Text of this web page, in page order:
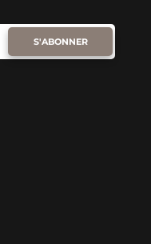
S'ABONNER